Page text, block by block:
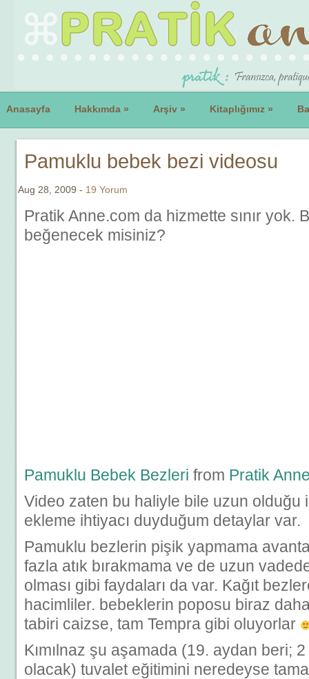
Anasayfa Hakkımda » Arşiv » Kitaplığımız »
Pamuklu bebek bezi videosu
Aug 28, 2009 - 19 Yorum
Pratik Anne.com da hizmette sınır yok.
beğenecek misiniz?
Pamuklu Bebek Bezleri from Pratik
Video zaten bu haliyle bile uzun olduğu
ekleme ihtiyacı duyduğum detaylar var.
Pamuklu bezlerin pişik yapmama
fazla atık bırakmama ve de uzun
olması gibi faydaları da var. Kağıt
hacimliler. bebeklerin poposu biraz
tabiri caizse, tam Tempra gibi oluyorlar
Kımılnaz şu aşamada (19. aydan beri;
olacak) tuvalet eğitimini neredeyse